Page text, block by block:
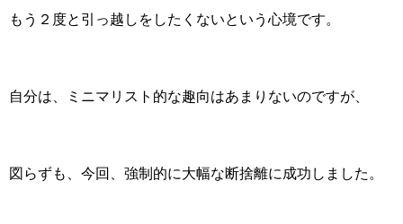
もう２度と引っ越しをしたくないという心境です。
自分は、ミニマリスト的な趣向はあまりないのですが、
図らずも、今回、強制的に大幅な断捨離に成功しました。